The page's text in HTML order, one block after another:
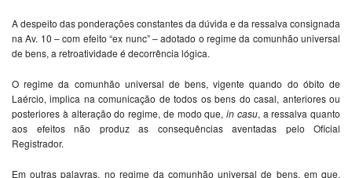
A despeito das ponderações constantes da dúvida e da ressalva consignada
na Av. 10 – com efeito “ex nunc” – adotado o regime da comunhão universal
de bens, a retroatividade é decorrência lógica.
O regime da comunhão universal de bens, vigente quando do óbito de
Laércio, implica na comunicação de todos os bens do casal, anteriores ou
posteriores à alteração do regime, de modo que, in casu, a ressalva quanto
aos efeitos não produz as consequências aventadas pelo Oficial
Registrador.
Em outras palavras, no regime da comunhão universal de bens, em que,